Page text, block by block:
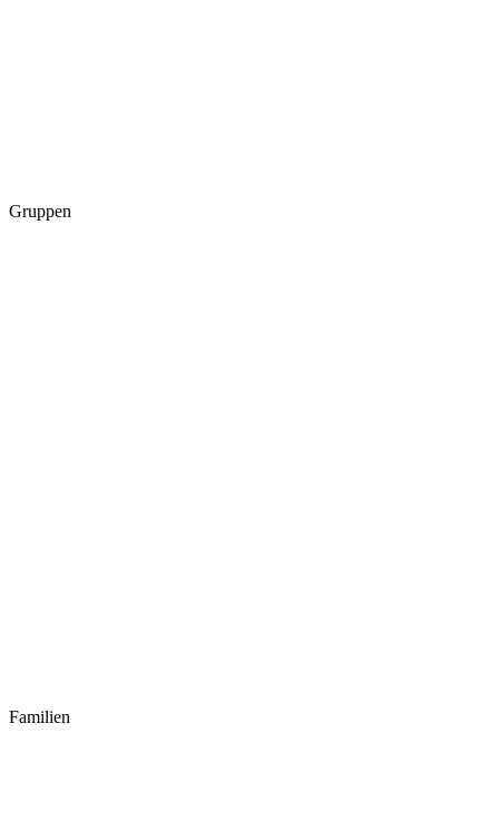
Gruppen
Familien